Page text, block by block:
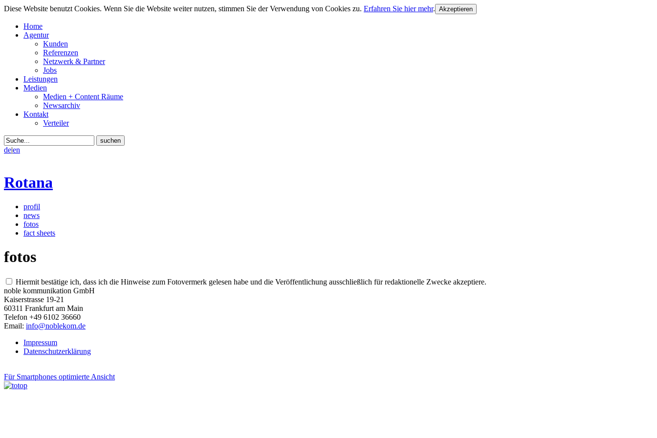
Diese Website benutzt Cookies. Wenn Sie die Website weiter nutzen, stimmen Sie der Verwendung von Cookies zu. Erfahren Sie hier mehr.
Home
Agentur
Kunden
Referenzen
Netzwerk & Partner
Jobs
Leistungen
Medien
Medien + Content Räume
Newsarchiv
Kontakt
Verteiler
de|en
Rotana
profil
news
fotos
fact sheets
fotos
Hiermit bestätige ich, dass ich die Hinweise zum Fotovermerk gelesen habe und die Veröffentlichung ausschließlich für redaktionelle Zwecke akzeptiere.
noble kommunikation GmbH
Kaiserstrasse 19-21
60311 Frankfurt am Main
Telefon +49 6102 36660
Email: info@noblekom.de
Impressum
Datenschutzerklärung
Für Smartphones optimierte Ansicht